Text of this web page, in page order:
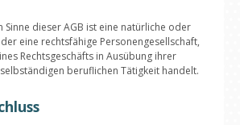
Sinne dieser AGB ist eine natürliche oder
eine rechtsfähige Personengesellschaft,
Rechtsgeschäfts in Ausübung ihrer
beruflichen Tätigkeit handelt.